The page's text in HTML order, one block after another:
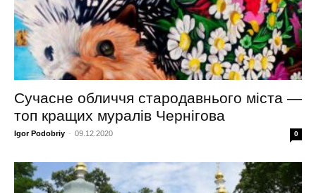
Сучасне обличчя стародавнього міста —
топ кращих муралів Чернігова
Igor Podobriy - 09.12.2020 0